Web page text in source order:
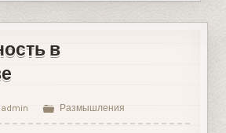
в
admin Размышления